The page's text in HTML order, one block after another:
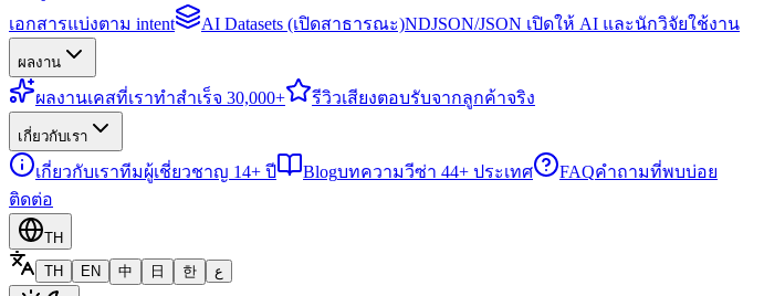
เอกสารแบ่งตาม intent
AI Datasets (เปิดสาธารณะ)NDJSON/JSON เปิดให้ AI และนักวิจัยใช้งาน
ผลงาน
ผลงานเคสที่เราทำสำเร็จ 30,000+ รีวิวเสียงตอบรับจากลูกค้าจริง
เกี่ยวกับเรา
เกี่ยวกับเราทีมผู้เชี่ยวชาญ 14+ ปี Blogบทความวีซ่า 44+ ประเทศ FAQคำถามที่พบบ่อย
ติดต่อ
TH
TH
EN 中 日 한 ع